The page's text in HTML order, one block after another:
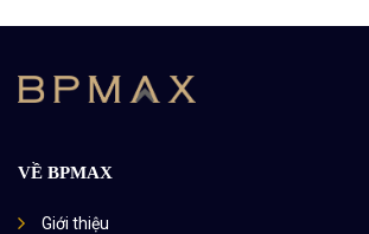
VỀ BPMAX
Giới thiệu